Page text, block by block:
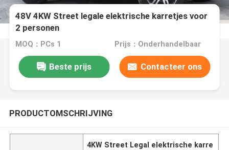
48V 4KW Street legale elektrische karretjes voor
2 personen
MOQ：PCs 1 Prijs：Onderhandelbaar
Beste prijs Contacteer ons
PRODUCTOMSCHRIJVING
4KW Street Legal elektrische karre